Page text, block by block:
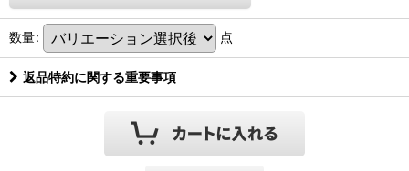
数量: 点
返品特約に関する重要事項